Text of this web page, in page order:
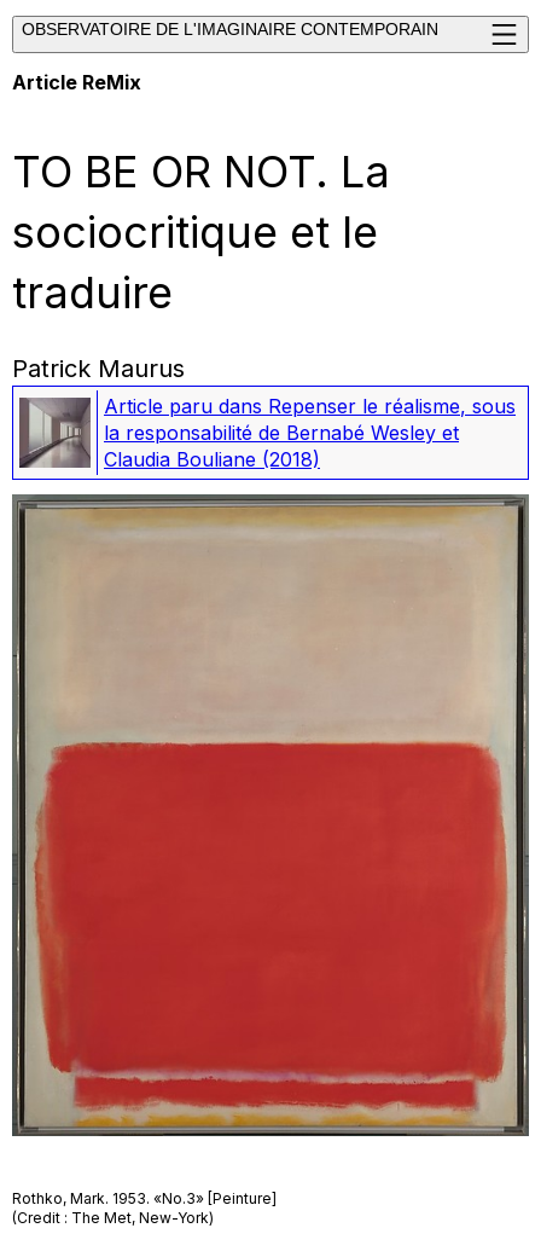
OBSERVATOIRE DE L'IMAGINAIRE CONTEMPORAIN
Article ReMix
TO BE OR NOT. La
sociocritique et le
traduire
Patrick Maurus
Article paru dans Repenser le réalisme, sous
la responsabilité de Bernabé Wesley et
Claudia Bouliane (2018)
Rothko, Mark. 1953. «No.3» [Peinture]
(Credit : The Met, New-York)